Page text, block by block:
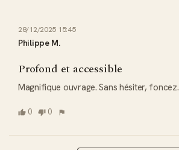
28/12/2025 15:45
Philippe M.
Profond et accessible
Magnifique ouvrage. Sans hésiter, foncez.
0 0